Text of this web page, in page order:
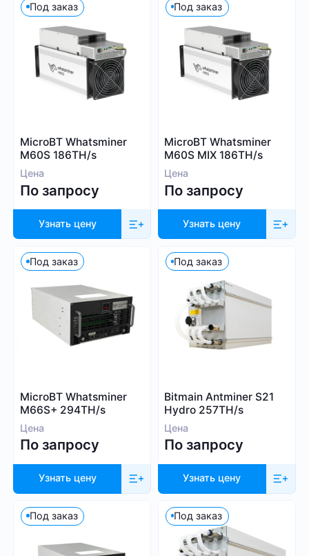
9 999
SHA-256
Scrypt
Kadena
Eaglesong
Ethash
X11
Sia
Equihash
Blake (14r)
Cuckatoo31
Randomx
SHA512256d
Ethash4G
Посмотреть все
Bitcoin (BTC)
BitcoinCash (BCH)
Dogecoin (DOGE)
Litecoin (LTC)
Kadena (KDA)
Ethereum (ETH)
DASH (DASH)
EthereumPoW (ETHW)
Посмотреть все
Под заказ
MicroBT Whatsminer
M60S 186TH/s
Цена
По запросу
Узнать цену
Под заказ
MicroBT Whatsminer
M60S MIX 186TH/s
Цена
По запросу
Узнать цену
Под заказ
MicroBT Whatsminer
M66S+ 294TH/s
Цена
По запросу
Узнать цену
Под заказ
Bitmain Antminer S21
Hydro 257TH/s
Цена
По запросу
Узнать цену
Под заказ Под заказ